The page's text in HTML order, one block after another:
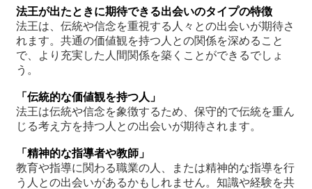
法王が出たときに期待できる出会いのタイプの特徴
法王は、伝統や信念を重視する人々との出会いが期待さ
れます。共通の価値観を持つ人との関係を深めること
で、より充実した人間関係を築くことができるでしょ
う。
「伝統的な価値観を持つ人」
法王は伝統や信念を象徴するため、保守的で伝統を重ん
じる考え方を持つ人との出会いが期待されます。
「精神的な指導者や教師」
教育や指導に関わる職業の人、または精神的な指導を行
う人との出会いがあるかもしれません。知識や経験を共